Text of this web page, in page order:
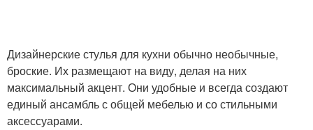
Дизайнерские стулья для кухни обычно необычные,
броские. Их размещают на виду, делая на них
максимальный акцент. Они удобные и всегда создают
единый ансамбль с общей мебелью и со стильными
аксессуарами.